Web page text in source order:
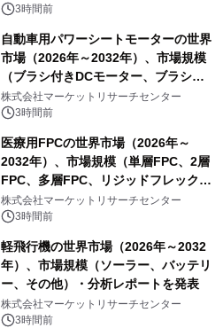
3時間前
自動車用パワーシートモーターの世界
市場（2026年～2032年）、市場規模
（ブラシ付きDCモーター、ブラシレ
スDCモーター）・分析レポートを発
表
株式会社マーケットリサーチセンター
3時間前
医療用FPCの世界市場（2026年～
2032年）、市場規模（単層FPC、2層
FPC、多層FPC、リジッドフレックス
PCB）・分析レポートを発表
株式会社マーケットリサーチセンター
3時間前
軽飛行機の世界市場（2026年～2032
年）、市場規模（ソーラー、バッテリ
ー、その他）・分析レポートを発表
株式会社マーケットリサーチセンター
3時間前